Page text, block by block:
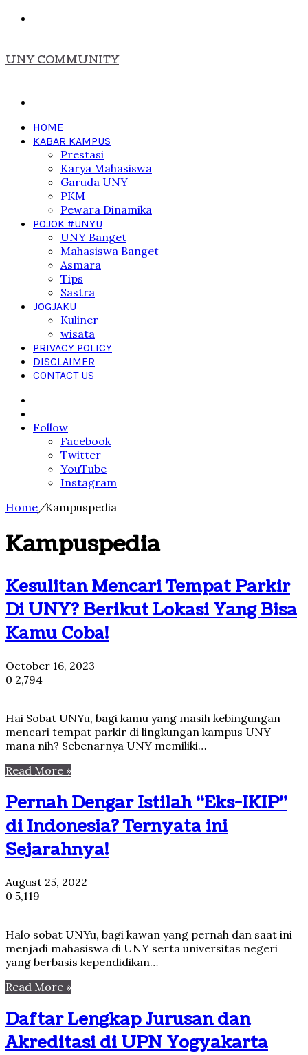
UNY COMMUNITY
HOME
KABAR KAMPUS
Prestasi
Karya Mahasiswa
Garuda UNY
PKM
Pewara Dinamika
POJOK #UNYU
UNY Banget
Mahasiswa Banget
Asmara
Tips
Sastra
JOGJAKU
Kuliner
wisata
PRIVACY POLICY
DISCLAIMER
CONTACT US
Follow
Facebook
Twitter
YouTube
Instagram
Home/Kampuspedia
Kampuspedia
Kesulitan Mencari Tempat Parkir
Di UNY? Berikut Lokasi Yang Bisa
Kamu Coba!
October 16, 2023
0 2,794
Hai Sobat UNYu, bagi kamu yang masih kebingungan
mencari tempat parkir di lingkungan kampus UNY
mana nih? Sebenarnya UNY memiliki…
Read More »
Pernah Dengar Istilah “Eks-IKIP”
di Indonesia? Ternyata ini
Sejarahnya!
August 25, 2022
0 5,119
Halo sobat UNYu, bagi kawan yang pernah dan saat ini
menjadi mahasiswa di UNY serta universitas negeri
yang berbasis kependidikan…
Read More »
Daftar Lengkap Jurusan dan
Akreditasi di UPN Yogyakarta